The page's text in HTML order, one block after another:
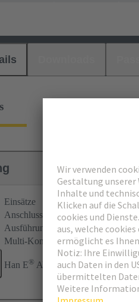
Einsätze
Anschlussverteiler
Ausführung rechts
Multi-Kontur (MK)
Han E® AV